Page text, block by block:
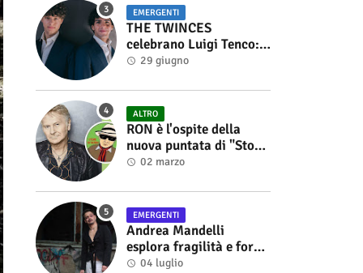
EMERGENTI
THE TWINCES
celebrano Luigi Tenco:
fuori singolo e video di
29 giugno
ALTRO
RON è l'ospite della
nuova puntata di "Storie
di Musica", in onda sul
Alberto Salerno
02 marzo
EMERGENTI
Andrea Mandelli
esplora fragilità e forza
nel videoclip di “Sofia”
04 luglio